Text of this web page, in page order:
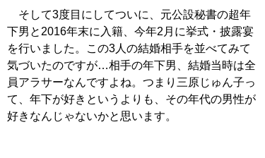
そして3度目にしてついに、元公設秘書の超年
下男と2016年末に入籍、今年2月に挙式・披露宴
を行いました。この3人の結婚相手を並べてみて
気づいたのですが…相手の年下男、結婚当時は全
員アラサーなんですよね。つまり三原じゅん子っ
て、年下が好きというよりも、その年代の男性が
好きなんじゃないかと思います。